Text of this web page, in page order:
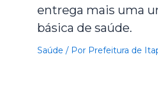
entrega mais uma
básica de saúde.
Saúde / Por Prefeitura de